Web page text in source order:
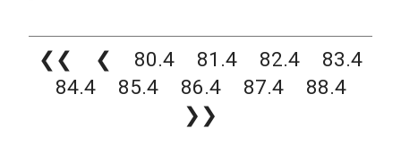
❮❮ ❮ 80.4 81.4 82.4
83.4
84.4
85.4 86.4 87.4
88.4
❯❯